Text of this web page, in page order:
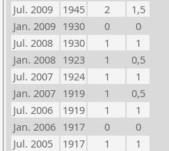
Jul. 2009
1945 2
1,5
Jan. 2009 1930 0
0
Jul. 2008
1930 1
1
Jan. 2008 1923 1
0,5
Jul. 2007
1924 1
1
Jan. 2007 1919 1
0,5
Jul. 2006
1919 1
1
Jan. 2006 1917 0
0
Jul. 2005
1917 1
1